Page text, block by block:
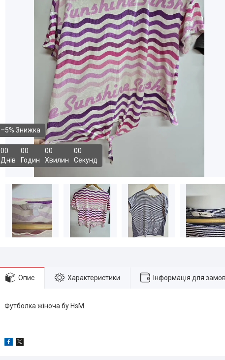
–5%
00
Днів
00
Годин
00
Хвилин
00
Секунд
Опис Характеристики Інформація для
Футболка жіноча бу HsM.